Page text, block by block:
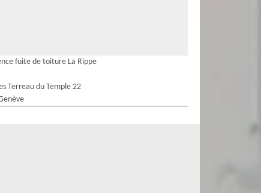
fuite de toiture La Rippe
Terreau du Temple 22